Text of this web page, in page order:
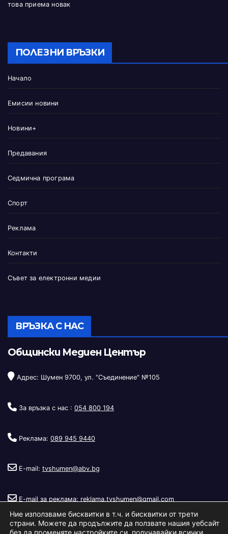
това приема новак
ПОЛЕЗНИ ВРЪЗКИ
Начало
Емисии новини
Новини+
Предавания
Седмична програма
Спорт
Реклама
Контакти
Съвет за електронни медии
ВРЪЗКА С НАС
Общински Медиен Център
Адрес: Шумен 9700, ул. "Съединение" №105
За връзка с нас : 054 800 194
Реклама: 089 945 9440
E-mail: tvshumen@abv.bg
E-mail за реклама: reklama.tvshumen@gmail.com
Ние използваме бисквитки в т.ч. и бисквитки от трети
страни. Можете да продължите да ползвате нашия уебсайт
без да променяте настройките си, получавайки всички